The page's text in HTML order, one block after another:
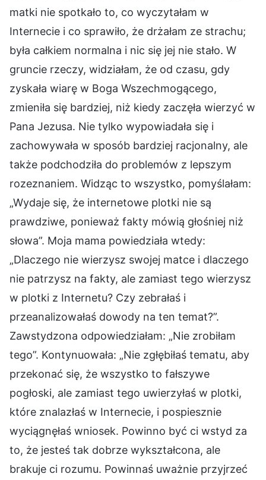
matki nie spotkało to, co wyczytałam w
Internecie i co sprawiło, że drżałam ze strachu;
była całkiem normalna i nic się jej nie stało. W
gruncie rzeczy, widziałam, że od czasu, gdy
zyskała wiarę w Boga Wszechmogącego,
zmieniła się bardziej, niż kiedy zaczęła wierzyć w
Pana Jezusa. Nie tylko wypowiadała się i
zachowywała w sposób bardziej racjonalny, ale
także podchodziła do problemów z lepszym
rozeznaniem. Widząc to wszystko, pomyślałam:
„Wydaje się, że internetowe plotki nie są
prawdziwe, ponieważ fakty mówią głośniej niż
słowa”. Moja mama powiedziała wtedy:
„Dlaczego nie wierzysz swojej matce i dlaczego
nie patrzysz na fakty, ale zamiast tego wierzysz
w plotki z Internetu? Czy zebrałaś i
przeanalizowałaś dowody na ten temat?”.
Zawstydzona odpowiedziałam: „Nie zrobiłam
tego”. Kontynuowała: „Nie zgłębiłaś tematu, aby
przekonać się, że wszystko to fałszywe
pogłoski, ale zamiast tego uwierzyłaś w plotki,
które znalazłaś w Internecie, i pospiesznie
wyciągnęłaś wniosek. Powinno być ci wstyd za
to, że jesteś tak dobrze wykształcona, ale
brakuje ci rozumu. Powinnaś uważnie przyjrzeć